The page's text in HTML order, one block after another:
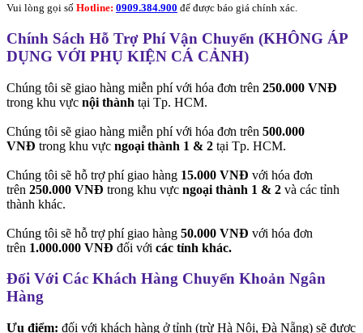
Vui lòng gọi số Hotline: 0909.384.900 để được báo giá chính xác.
Chính Sách Hỗ Trợ Phí Vận Chuyển (KHÔNG ÁP
DỤNG VỚI PHỤ KIỆN CÁ CẢNH)
Chúng tôi sẽ giao hàng miễn phí với hóa đơn trên 250.000 VNĐ
trong khu vực nội thành tại Tp. HCM.
Chúng tôi sẽ giao hàng miễn phí với hóa đơn trên 500.000
VNĐ trong khu vực ngoại thành 1 & 2 tại Tp. HCM.
Chúng tôi sẽ hỗ trợ phí giao hàng 15.000 VNĐ với hóa đơn
trên 250.000 VNĐ trong khu vực ngoại thành 1 & 2 và các tỉnh
thành khác.
Chúng tôi sẽ hỗ trợ phí giao hàng 50.000 VNĐ với hóa đơn
trên 1.000.000 VNĐ đối với các tỉnh khác.
Đối Với Các Khách Hàng Chuyển Khoản Ngân
Hàng
Ưu điểm: đối với khách hàng ở tỉnh (trừ Hà Nội, Đà Nẵng) sẽ được